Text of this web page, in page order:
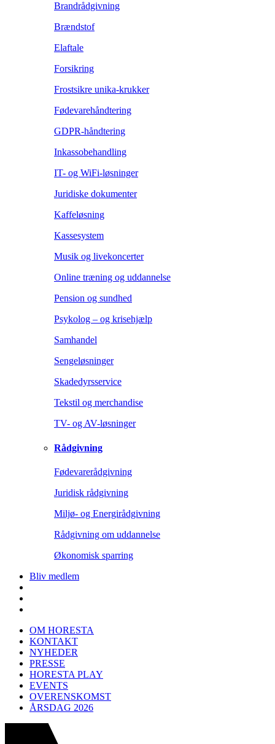
Brandrådgivning
Brændstof
Elaftale
Forsikring
Frostsikre unika-krukker
Fødevarehåndtering
GDPR-håndtering
Inkassobehandling
IT- og WiFi-løsninger
Juridiske dokumenter
Kaffeløsning
Kassesystem
Musik og livekoncerter
Online træning og uddannelse
Pension og sundhed
Psykolog – og krisehjælp
Samhandel
Sengeløsninger
Skadedyrsservice
Tekstil og merchandise
TV- og AV-løsninger
Rådgivning
Fødevarerådgivning
Juridisk rådgivning
Miljø- og Energirådgivning
Rådgivning om uddannelse
Økonomisk sparring
Bliv medlem
OM HORESTA
KONTAKT
NYHEDER
PRESSE
HORESTA PLAY
EVENTS
OVERENSKOMST
ÅRSDAG 2026